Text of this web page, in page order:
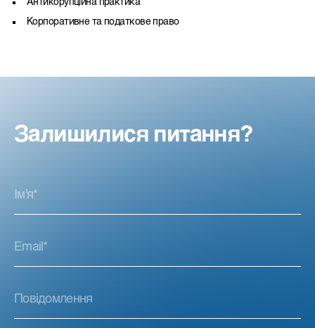
Антикорупційна практика
Корпоративне та податкове право
Залишилися питання?